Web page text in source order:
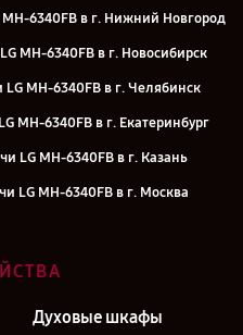
6340FB в г. Нижний Новгород
MH-6340FB в г. Новосибирск
MH-6340FB в г. Челябинск
MH-6340FB в г. Екатеринбург
LG MH-6340FB в г. Казань
LG MH-6340FB в г. Москва
Духовые шкафы